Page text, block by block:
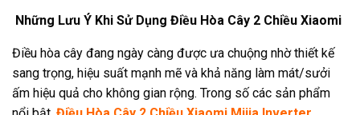
Những Lưu Ý Khi Sử Dụng Điều Hòa Cây 2 Chiều Xiaomi
Điều hòa cây đang ngày càng được ưa chuộng nhờ thiết kế
sang trọng, hiệu suất mạnh mẽ và khả năng làm mát/sưởi
ấm hiệu quả cho không gian rộng. Trong số các sản phẩm